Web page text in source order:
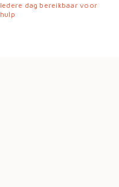
Iedere dag bereikbaar voor
hulp